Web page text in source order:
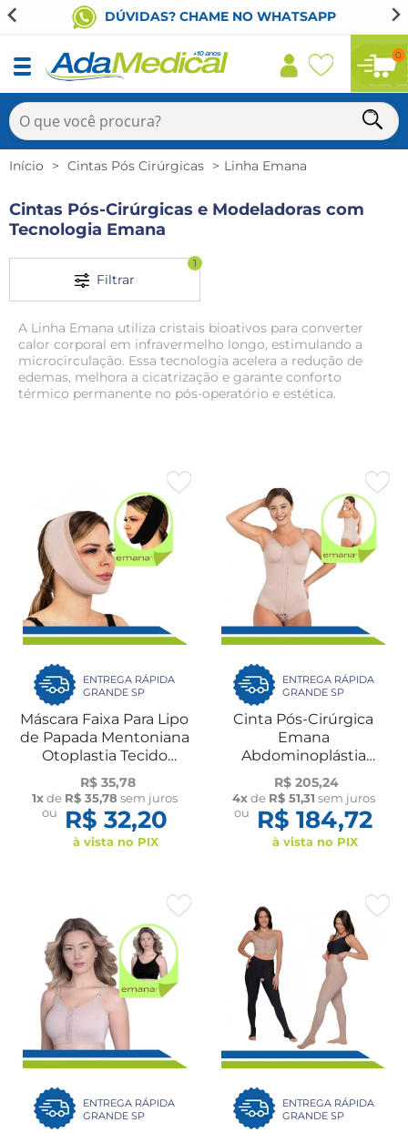
DÚVIDAS? CHAME NO WHATSAPP
0
Início Cintas Pós Cirúrgicas Linha Emana
Cintas Pós-Cirúrgicas e Modeladoras com
Tecnologia Emana
Filtrar
1
A Linha Emana utiliza cristais bioativos para converter
calor corporal em infravermelho longo, estimulando a
microcirculação. Essa tecnologia acelera a redução de
edemas, melhora a cicatrização e garante conforto
térmico permanente no pós-operatório e estética.
ENTREGA RÁPIDA
GRANDE SP
Máscara Faixa Para Lipo
de Papada Mentoniana
Otoplastia Tecido
Emana New Form
R$ 35,78
1xde R$ 35,78 sem juros
ou
R$ 32,20
à vista no PIX
ENTREGA RÁPIDA
GRANDE SP
Cinta Pós-Cirúrgica
Emana
Abdominoplástia
Lipoaspiração Body
Compressão EM607
New Form
R$ 205,24
4xde R$ 51,31 sem juros
ou
R$ 184,72
à vista no PIX
ENTREGA RÁPIDA
GRANDE SP
ENTREGA RÁPIDA
GRANDE SP